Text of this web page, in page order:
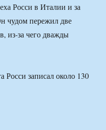
Росси в Италии и за
чудом пережил две
из-за чего дважды
Росси записал около 130